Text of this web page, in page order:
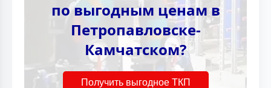
по выгодным ценам в
Петропавловске-
Камчатском?
Получить выгодное ТКП